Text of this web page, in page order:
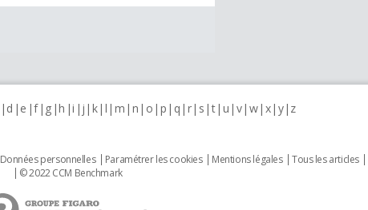
d e f g h i j k l m n o p q r s t u v w x y z
Données personnelles Paramétrer les cookies Mentions légales Tous les articles
© 2022 CCM Benchmark